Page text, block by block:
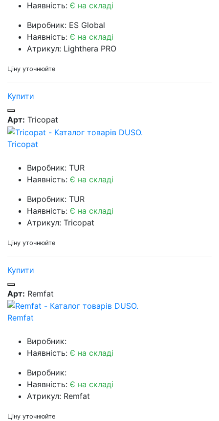
Наявність: Є на складі
Виробник: ES Global
Наявність: Є на складі
Атрикул: Lighthera PRO
Ціну уточнюйте
Купити
Арт: Tricopat
Tricopat
Виробник: TUR
Наявність: Є на складі
Виробник: TUR
Наявність: Є на складі
Атрикул: Tricopat
Ціну уточнюйте
Купити
Арт: Remfat
Remfat
Виробник:
Наявність: Є на складі
Виробник:
Наявність: Є на складі
Атрикул: Remfat
Ціну уточнюйте